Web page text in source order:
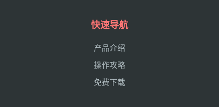
快速导航
产品介绍
操作攻略
免费下载